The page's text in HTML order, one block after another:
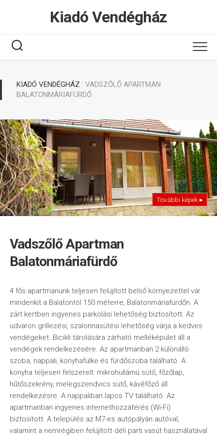
Kiadó Vendégház
KIADÓ VENDÉGHÁZ · VADSZŐLŐ APARTMAN
BALATONMÁRIAFÜRDŐ
További képek ▸
Vadszőlő Apartman
Balatonmáriafürdő
4 fős apartmanunk teljesen felújított belső környezettel vár
mindenkit a Balatontól 150 méterre, Balatonmáriafürdőn. A
zárt kertben ingyenes parkolási lehetőség biztosított. Az
udvaron grillezési, szalonnasütési lehetőség várja a kedves
vendégeket. Bicikli tárolására zárható melléképület áll a
vendégek rendelkezésére. Az apartmanban 2 különálló
szoba, nappali, konyhafülke és fürdőszoba található. A
konyha teljesen felszerelt: mikrohullámú sütő, főzőlap,
hűtőszekrény, melegszendvics sütő, kávéfőző áll
rendelkezésre. A nappaliban lapos TV található. Az
apartmanban ingyenes internethozzáférés (Wi-Fi)
biztosított. A település az M7-es autópályán autóval,
valamint a nemrégiben felújított déli parti vasút használatával